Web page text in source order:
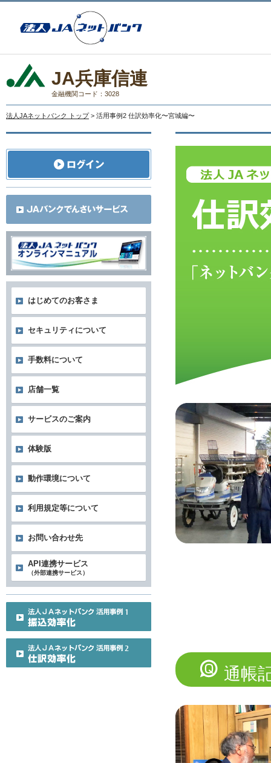
JA兵庫信連
金融機関コード：3028
法人JAネットバンク トップ > 活用事例2 仕訳効率化〜宮城編〜
通帳
はじめてのお客さま
セキュリティについて
手数料について
店舗一覧
サービスのご案内
体験版
動作環境について
利用規定等について
お問い合わせ先
API連携サービス
（外部連携サービス）